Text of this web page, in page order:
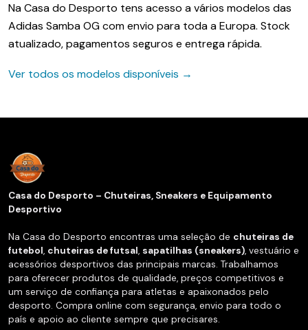
Na Casa do Desporto tens acesso a vários modelos das
Adidas Samba OG com envio para toda a Europa. Stock
atualizado, pagamentos seguros e entrega rápida.
Ver todos os modelos disponíveis →
Casa do Desporto – Chuteiras, Sneakers e Equipamento
Desportivo
Na Casa do Desporto encontras uma seleção de chuteiras de
futebol, chuteiras de futsal, sapatilhas (sneakers), vestuário e
acessórios desportivos das principais marcas. Trabalhamos
para oferecer produtos de qualidade, preços competitivos e
um serviço de confiança para atletas e apaixonados pelo
desporto. Compra online com segurança, envio para todo o
país e apoio ao cliente sempre que precisares.